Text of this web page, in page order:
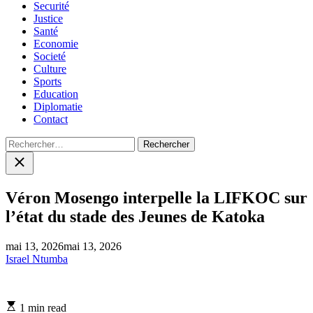
Securité
Justice
Santé
Economie
Societé
Culture
Sports
Education
Diplomatie
Contact
Rechercher :
Close
search
Véron Mosengo interpelle la LIFKOC sur
l’état du stade des Jeunes de Katoka
mai 13, 2026mai 13, 2026
Israel Ntumba
Estimated
1 min read